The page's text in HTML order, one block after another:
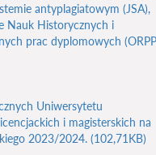
antyplagiatowym (JSA),
Nauk Historycznych i
prac dyplomowych
Uniwersytetu
i magisterskich na
2023/2024. (102,71KB)